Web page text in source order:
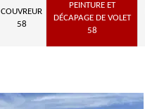
COUVREUR
58
PEINTURE ET
DÉCAPAGE DE VOLET
58